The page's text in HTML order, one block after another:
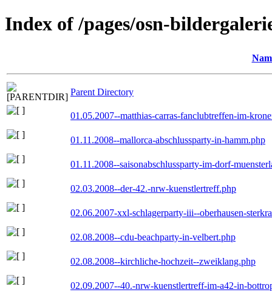
Index of /pages/osn-
Parent Directory
01.05.2007--matthias-carras-fanclubtreffen-im-
01.11.2008--mallorca-abschlussparty-in-hamm.php
01.11.2008--saisonabschlussparty-im-dorf-
02.03.2008--der-42.-nrw-kuenstlertreff.php
02.06.2007-xxl-schlagerparty-iii--oberhausen-
02.08.2008--cdu-beachparty-in-velbert.php
02.08.2008--kirchliche-hochzeit--zweiklang.php
02.09.2007--40.-nrw-kuenstlertreff-im-a42-in-